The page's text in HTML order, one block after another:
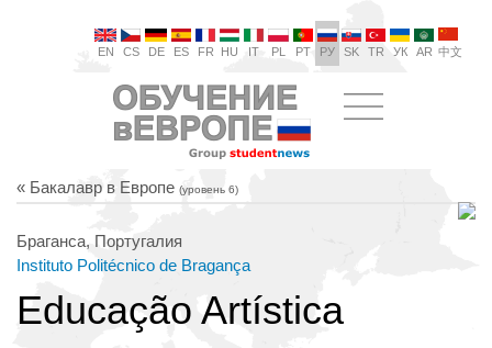
EN CS DE ES FR HU IT PL PT РУ SK TR УК AR 中文
« Бакалавр в Европе (уровень 6)
Браганса, Португалия
Instituto Politécnico de Bragança
Educação Artística